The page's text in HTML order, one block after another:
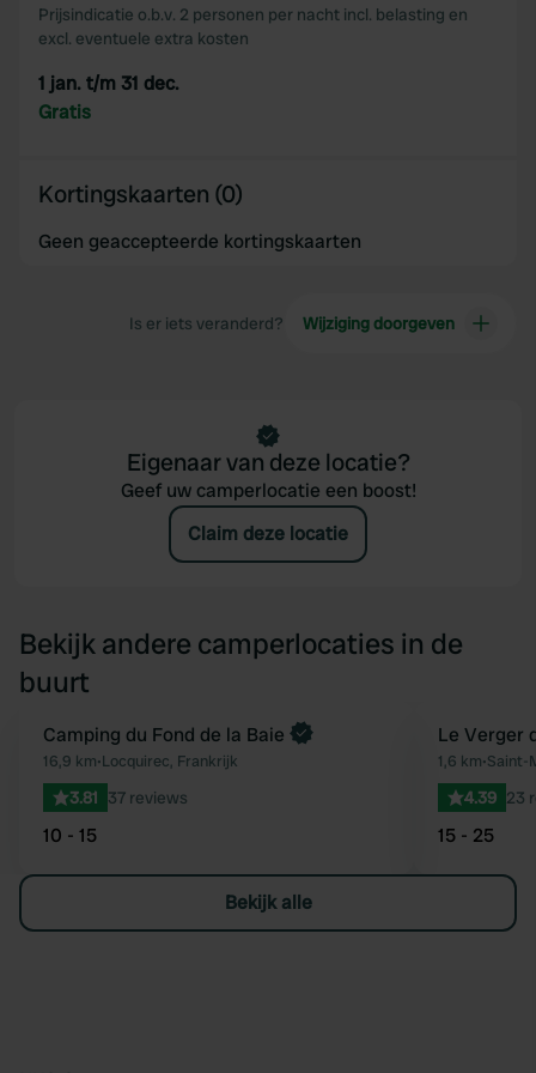
Prijsindicatie o.b.v. 2 personen per nacht incl. belasting en
excl. eventuele extra kosten
1 jan. t/m 31 dec.
Gratis
Kortingskaarten (0)
Geen geaccepteerde kortingskaarten
Is er iets veranderd? Wijziging doorgeven
Eigenaar van deze locatie?
Geef uw camperlocatie een boost!
Claim deze locatie
Bekijk andere camperlocaties in de
buurt
Favoriet
Camping du Fond de la Baie
16,9 km•Locquirec, Frankrijk
3.81 37 reviews
10 - 15
Le Verger
1,6 km•Saint-
4.39 23
15 - 25
Bekijk alle